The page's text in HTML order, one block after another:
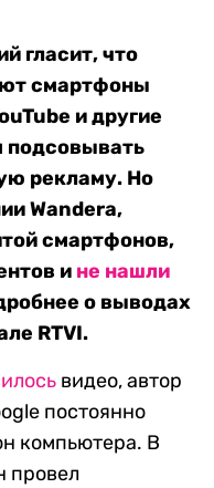
гласит, что
смартфоны
и другие
подсовывать
рекламу. Но
Wandera,
смартфонов,
и не нашли
о выводах
RTVI.
видео, автор
постоянно
компьютера. В
провел